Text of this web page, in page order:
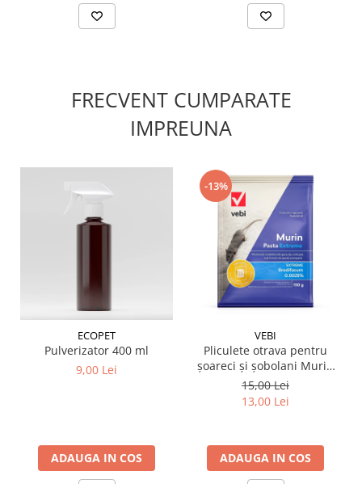
Compoziție:
Miros: InodorFRECVENT CUMPARATE
IMPREUNA
ECOPET
Pulverizator 400 ml
9,00 Lei
ADAUGA IN COS
-13%
VEBI
Pliculete otrava pentru
șoareci și șobolani Murin
150 g
15,00 Lei
13,00 Lei
ADAUGA IN COS